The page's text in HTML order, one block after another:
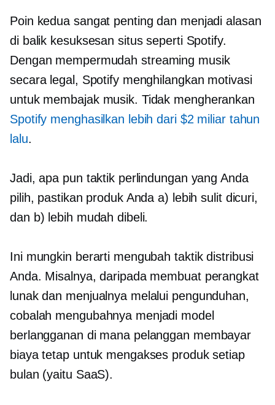
Poin kedua sangat penting dan menjadi alasan
di balik kesuksesan situs seperti Spotify.
Dengan mempermudah streaming musik
secara legal, Spotify menghilangkan motivasi
untuk membajak musik. Tidak mengherankan
Spotify menghasilkan lebih dari $2 miliar tahun
lalu.
Jadi, apa pun taktik perlindungan yang Anda
pilih, pastikan produk Anda a) lebih sulit dicuri,
dan b) lebih mudah dibeli.
Ini mungkin berarti mengubah taktik distribusi
Anda. Misalnya, daripada membuat perangkat
lunak dan menjualnya melalui pengunduhan,
cobalah mengubahnya menjadi model
berlangganan di mana pelanggan membayar
biaya tetap untuk mengakses produk setiap
bulan (yaitu SaaS).